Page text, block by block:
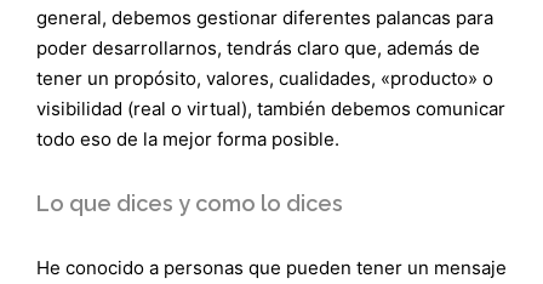
general, debemos gestionar diferentes palancas para
poder desarrollarnos, tendrás claro que, además de
tener un propósito, valores, cualidades, «producto» o
visibilidad (real o virtual), también debemos comunicar
todo eso de la mejor forma posible.
Lo que dices y como lo dices
He conocido a personas que pueden tener un mensaje